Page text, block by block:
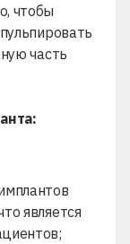
чтобы
часть
является